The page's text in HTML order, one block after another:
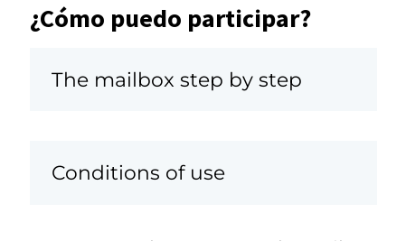
¿Cómo puedo participar?
The mailbox step by step
Conditions of use